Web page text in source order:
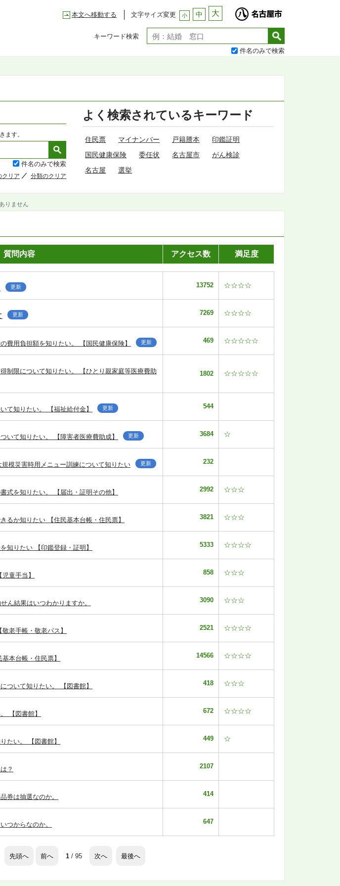
本文へ移動する 文字サイズ変更 小 中 大
キーワード検索
件名のみで検索
ます。
件名のみで検索
クリア 分類のクリア
よく検索されているキーワード
住民票 マイナンバー 戸籍謄本
印鑑証明
国民健康保険
委任状 名古屋市
がん検診
名古屋
選挙
りません
質問内容 アクセス数 満足度
更新 13752 ☆☆☆☆
更新 7269 ☆☆☆☆
費用負担額を知りたい。 【国民健康保険】 更新 469 ☆☆☆☆☆
制限について知りたい。 【ひとり親家庭等医療費助
1802 ☆☆☆☆☆
て知りたい。 【福祉給付金】 更新 544
いて知りたい。 【障害者医療費助成】 更新 3684 ☆
模災害時用メニュー訓練について知りたい 更新 232
式を知りたい。 【届出・証明その他】 2992 ☆☆☆
るか知りたい 【住民基本台帳・住民票】 3821 ☆☆☆
知りたい 【印鑑登録・証明】 5333 ☆☆☆☆
童手当】 858 ☆☆☆
ん結果はいつわかりますか。 3090 ☆☆☆
老手帳・敬老パス】 2521 ☆☆☆☆
本台帳・住民票】 14566 ☆☆☆☆
ついて知りたい。 【図書館】 418 ☆☆☆
【図書館】 672 ☆☆☆☆
たい。 【図書館】 449 ☆
？ 2107
券は抽選なのか。 414
つからなのか。 647
先頭へ 前へ 1/ 95 次へ 最後へ